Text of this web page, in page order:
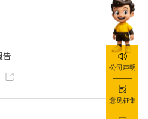
告
公司声明
意见征集